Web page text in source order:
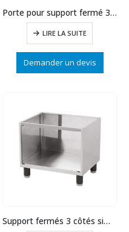
Porte pour support fermé 3 côtés d’oite
LIRE LA SUITE
Demander un devis
Support fermés 3 côtés simple long.330